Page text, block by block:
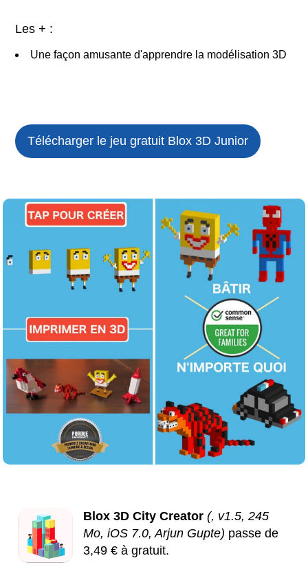
Les + :
Une façon amusante d'apprendre la modélisation 3D
Télécharger le jeu gratuit Blox 3D Junior
Blox 3D City Creator (, v1.5, 245
Mo, iOS 7.0, Arjun Gupte) passe de
3,49 € à gratuit.